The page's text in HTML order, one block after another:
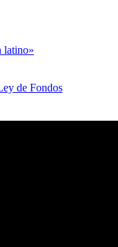
latino»
de Fondos